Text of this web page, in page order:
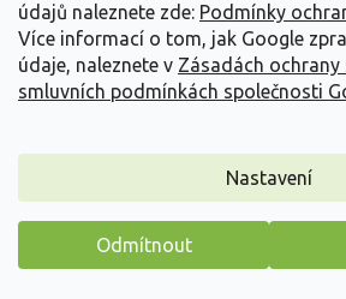
údajů naleznete zde: Podmínky
Více informací o tom, jak Google
údaje, naleznete v Zásadách
smluvních podmínkách společnosti
Nastavení
Odmítnout
Třapatka Sunmagic 'Watermelon
Echinacea Sunmagic 'Watermelon
Echinacea 'Sunmagic Watermelon Dark
Máme pro vás malý